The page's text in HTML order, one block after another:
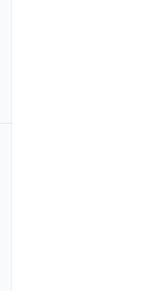
و پیام‌ها
و واردات انواع فن های
بین کانالی، مرغداری و
صنعتی و ساختمانی